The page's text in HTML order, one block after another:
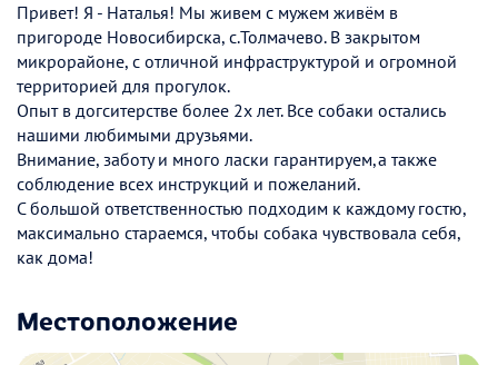
Привет! Я - Наталья! Мы живем с мужем живём в
пригороде Новосибирска, с.Толмачево. В закрытом
микрорайоне, с отличной инфраструктурой и огромной
территорией для прогулок.
Опыт в догситерстве более 2х лет. Все собаки остались
нашими любимыми друзьями.
Внимание, заботу и много ласки гарантируем,а также
соблюдение всех инструкций и пожеланий.
С большой ответственностью подходим к каждому гостю,
максимально стараемся, чтобы собака чувствовала себя,
как дома!
Местоположение